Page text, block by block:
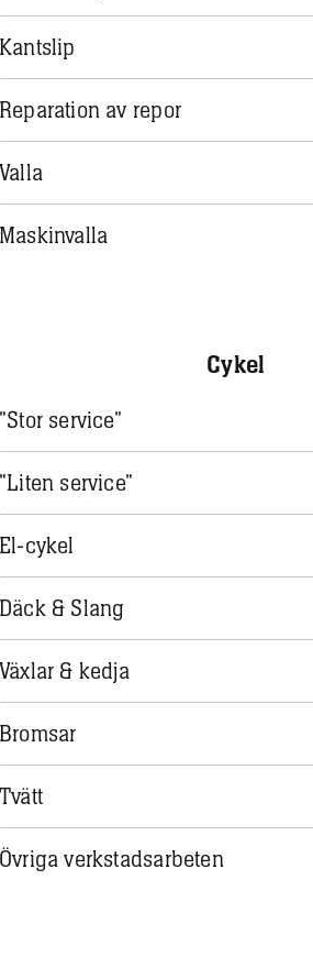
Kantslip
Reparation av repor
Valla
Maskinvalla
Cykel
"Stor service"
"Liten service"
El-cykel
Däck & Slang
Växlar & kedja
Bromsar
Tvätt
Övriga verkstadsarbeten